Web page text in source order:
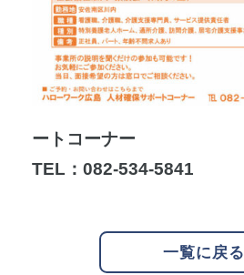
ートコーナー
TEL：082-534-5841
一覧に戻る